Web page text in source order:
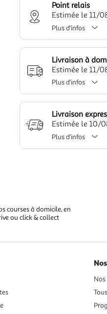
Point relais
Estimée le 11/
Plus d'infos
Livraison à
Estimée le 11/
Plus d'infos
Livraison
Estimée le 10/
Plus d'infos
courses à domicile, en
ou click & collect